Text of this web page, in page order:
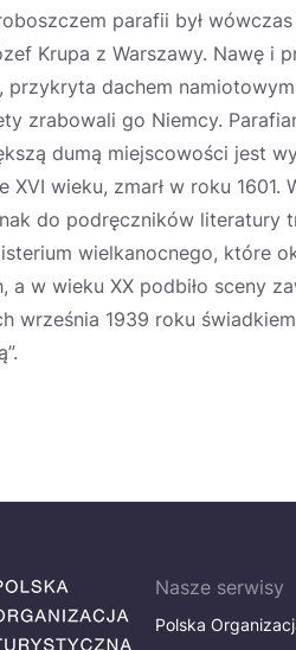
parafii był
Krupa z Warszawy. Nawę i
przykryta dachem
zrabowali go Niemcy.
dumą miejscowości jest
XVI wieku, zmarł w roku 1601.
do podręczników literatury
wielkanocnego, które
a w wieku XX podbiło sceny
września 1939 roku
Nasze serwisy
Polska